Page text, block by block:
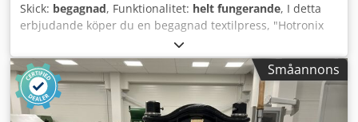
Skick: begagnad, Funktionalitet: helt fungerande, I detta
erbjudande köper du en begagnad textilpress, "Hotronix
Thermal Transfer Press XRF". Objekt för försäljning: 1x
Hotronix Thermal Transfer Press XRF med följande
utrustning: Dkodpozpwzuefx Aicjr inklusive kompressor
Skick: Detta erbjudande avser en begagnad maskin som
eventuellt kan ha användningsspår (mindre repor eller
Småannons